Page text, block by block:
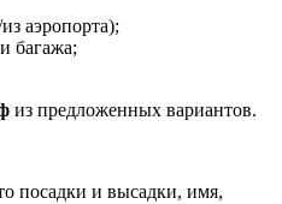
аэропорта);
багажа;
из предложенных вариантов.
посадки и высадки, имя,